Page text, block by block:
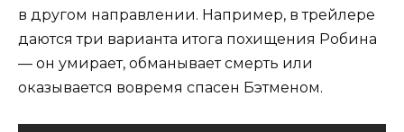
в другом направлении. Например, в трейлере
даются три варианта итога похищения Робина
— он умирает, обманывает смерть или
оказывается вовремя спасен Бэтменом.